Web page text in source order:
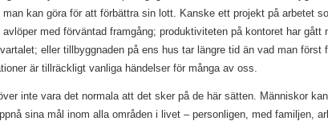
kan göra för att förbättra sin lott. Kanske ett projekt på arbetet
avlöper med förväntad framgång; produktiviteten på kontoret har gått
eller tillbyggnaden på ens hus tar längre tid än vad man först
är tillräckligt vanliga händelser för många av oss.
inte vara det normala att det sker på de här sätten. Människor
sina mål inom alla områden i livet – personligen, med familjen,